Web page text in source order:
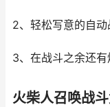
2、轻松写意的自
3、在战斗之余还有
火柴人召唤战